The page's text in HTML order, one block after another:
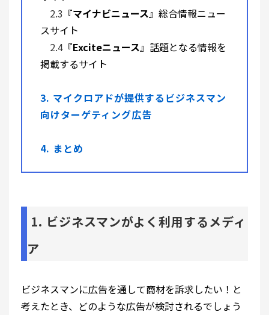
2.3 『マイナビニュース』総合情報ニュー
スサイト
2.4 『Exciteニュース』話題となる情報を
掲載するサイト
3. マイクロアドが提供するビジネスマン
向けターゲティング広告
4. まとめ
1. ビジネスマンがよく利用するメディ
ア
ビジネスマンに広告を通して商材を訴求したい！と
考えたとき、どのような広告が検討されるでしょう